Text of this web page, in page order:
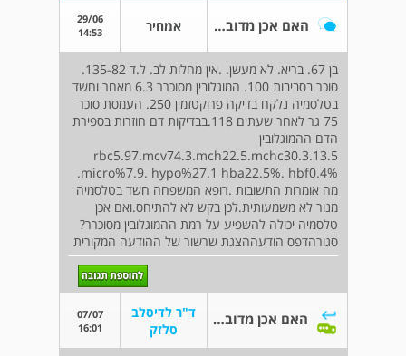
האם אכן מדובר בתלסמיה אמחיר
29/06
14:53
בן 67. בריא. לא מעשן. .אין מחלות לב. ל.ד 135-82.
סוכר בסביבות 100. המוגלובין מסוכרר 6.3 מאחר וחשד
בטלסמיה נלקח בדיקה פרוקטזמין 250. העמסת סוכר
75 גר לאחר שעתים 118.בבדיקות דם חוזרות בספירת
הדם ההמוגלובין
13.5.rbc5.97.mcv74.3.mch22.5.mchc30.3
micro%7.9. hypo%27.1 hba22.5%. hbf0.4%.
מה אומרות התשובות .רופא המשפחה חשד בטלסמיה
מנור לא משמעותית.לכן בקש לא להתיחס.ואם אכן
טלסמיה יכולה להשפיע על רמת ההמוגלובין מסוכרר?
סגורהדפס הודעההצגת שרשור של ההודעה המקורית
האם אכן מדובר בתלסמיה
ד"ר לדיסלב
סלזק
07/07
16:01